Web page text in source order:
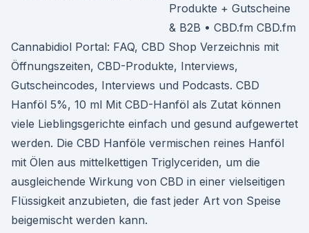
Produkte + Gutscheine
& B2B • CBD.fm CBD.fm
Cannabidiol Portal: FAQ, CBD Shop Verzeichnis mit
Öffnungszeiten, CBD-Produkte, Interviews,
Gutscheincodes, Interviews und Podcasts. CBD
Hanföl 5%, 10 ml Mit CBD-Hanföl als Zutat können
viele Lieblingsgerichte einfach und gesund aufgewertet
werden. Die CBD Hanföle vermischen reines Hanföl
mit Ölen aus mittelkettigen Triglyceriden, um die
ausgleichende Wirkung von CBD in einer vielseitigen
Flüssigkeit anzubieten, die fast jeder Art von Speise
beigemischt werden kann.